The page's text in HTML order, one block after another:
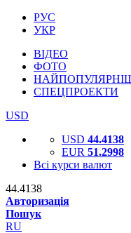
РУС
УКР
ВІДЕО
ФОТО
СПЕЦПРОЕКТИ
USD
USD 44.4138
EUR 51.2998
Всі курси валют
44.4138
Авторизація
Пошук
RU